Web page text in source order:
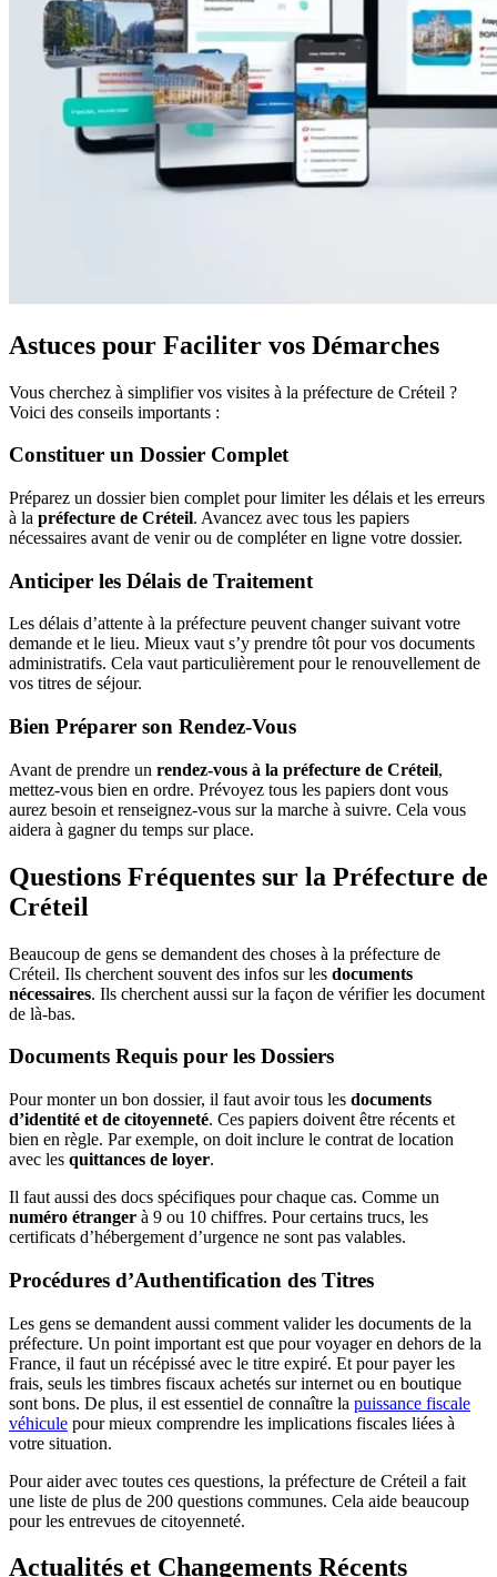
Astuces pour Faciliter vos Démarches
Vous cherchez à simplifier vos visites à la préfecture de Créteil ?
Voici des conseils importants :
Constituer un Dossier Complet
Préparez un dossier bien complet pour limiter les délais et les erreurs
à la préfecture de Créteil. Avancez avec tous les papiers
nécessaires avant de venir ou de compléter en ligne votre dossier.
Anticiper les Délais de Traitement
Les délais d’attente à la préfecture peuvent changer suivant votre
demande et le lieu. Mieux vaut s’y prendre tôt pour vos documents
administratifs. Cela vaut particulièrement pour le renouvellement de
vos titres de séjour.
Bien Préparer son Rendez-Vous
Avant de prendre un rendez-vous à la préfecture de Créteil,
mettez-vous bien en ordre. Prévoyez tous les papiers dont vous
aurez besoin et renseignez-vous sur la marche à suivre. Cela vous
aidera à gagner du temps sur place.
Questions Fréquentes sur la Préfecture de
Créteil
Beaucoup de gens se demandent des choses à la préfecture de
Créteil. Ils cherchent souvent des infos sur les documents
nécessaires. Ils cherchent aussi sur la façon de vérifier les document
de là-bas.
Documents Requis pour les Dossiers
Pour monter un bon dossier, il faut avoir tous les documents
d’identité et de citoyenneté. Ces papiers doivent être récents et
bien en règle. Par exemple, on doit inclure le contrat de location
avec les quittances de loyer.
Il faut aussi des docs spécifiques pour chaque cas. Comme un
numéro étranger à 9 ou 10 chiffres. Pour certains trucs, les
certificats d’hébergement d’urgence ne sont pas valables.
Procédures d’Authentification des Titres
Les gens se demandent aussi comment valider les documents de la
préfecture. Un point important est que pour voyager en dehors de la
France, il faut un récépissé avec le titre expiré. Et pour payer les
frais, seuls les timbres fiscaux achetés sur internet ou en boutique
sont bons. De plus, il est essentiel de connaître la puissance fiscale
véhicule pour mieux comprendre les implications fiscales liées à
votre situation.
Pour aider avec toutes ces questions, la préfecture de Créteil a fait
une liste de plus de 200 questions communes. Cela aide beaucoup
pour les entrevues de citoyenneté.
Actualités et Changements Récents